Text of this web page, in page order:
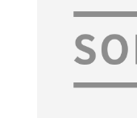
読み物
法人様向け